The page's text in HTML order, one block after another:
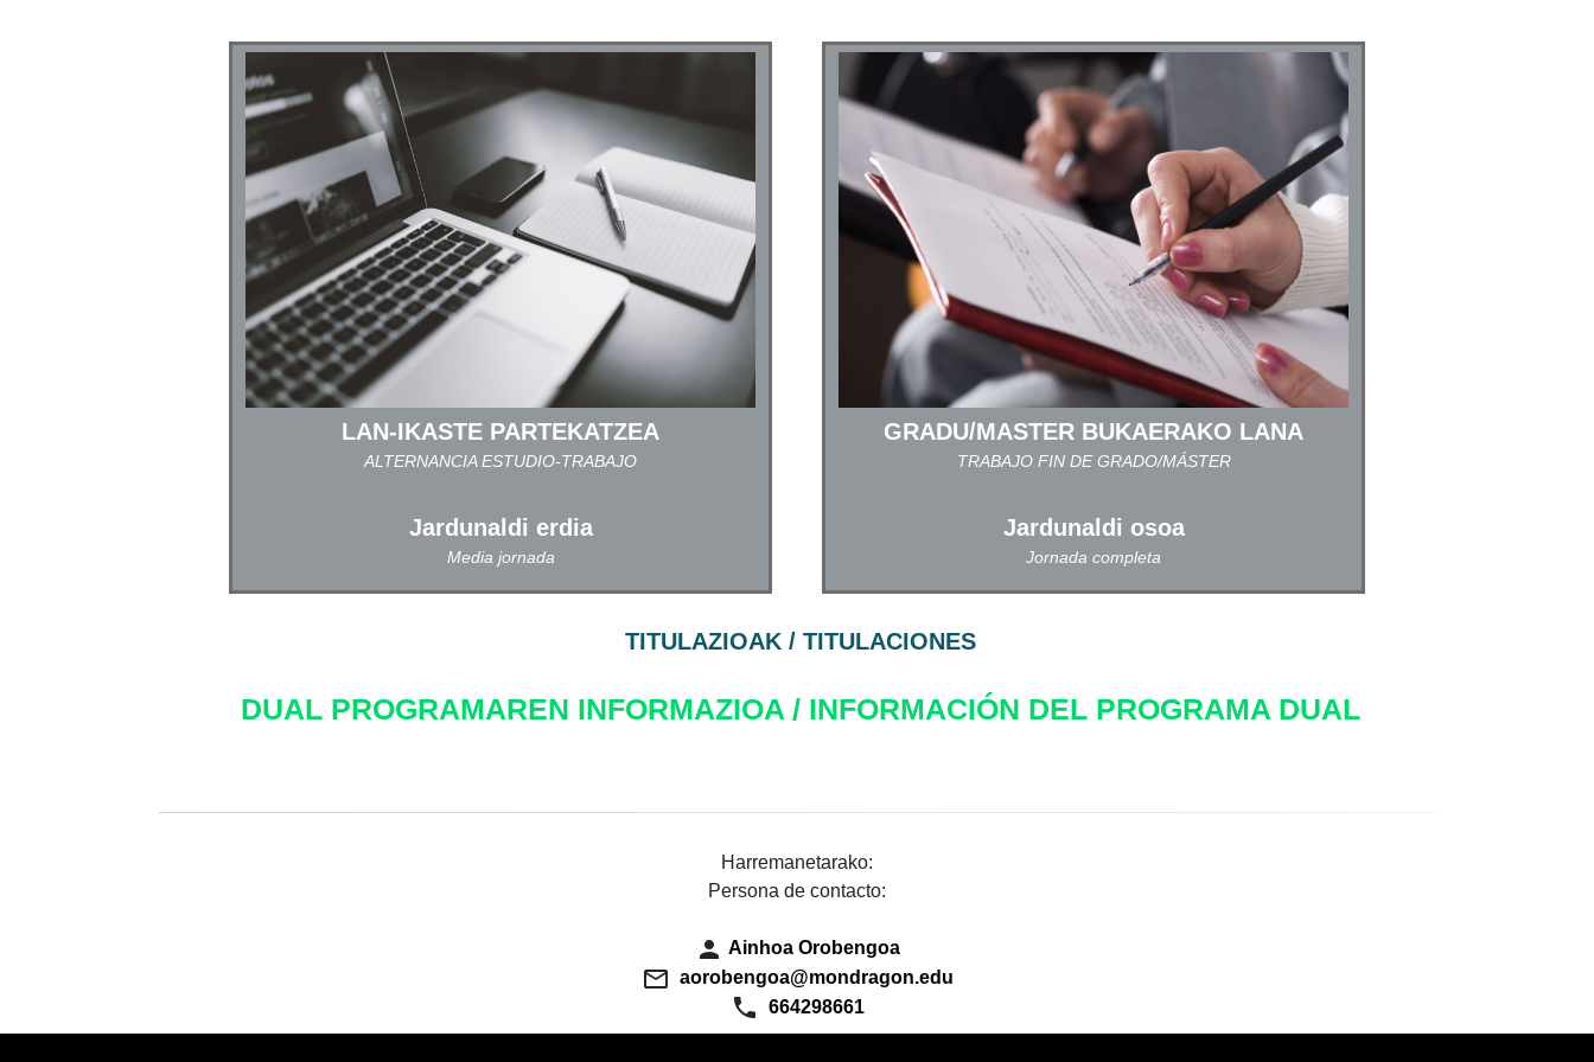
LAN-IKASTE PARTEKATZEA
ALTERNANCIA ESTUDIO-TRABAJO
Jardunaldi erdia
Media jornada
GRADU/MASTER BUKAERAKO LANA
TRABAJO FIN DE GRADO/MÁSTER
Jardunaldi osoa
Jornada completa
TITULAZIOAK / TITULACIONES
DUAL PROGRAMAREN INFORMAZIOA / INFORMACIÓN DEL PROGRAMA DUAL
Harremanetarako:
Persona de contacto:
person Ainhoa Orobengoa
mail_outline aorobengoa@mondragon.edu
phone 664298661